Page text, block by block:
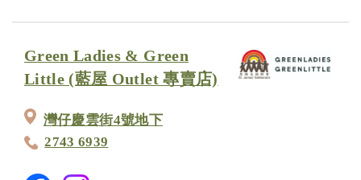
Green Ladies & Green
Little (藍屋 Outlet 專賣店)
灣仔慶雲街4號地下
2743 6939